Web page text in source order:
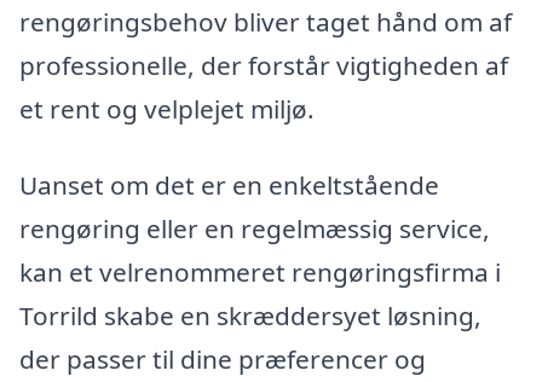
rengøringsbehov bliver taget hånd om af
professionelle, der forstår vigtigheden af
et rent og velplejet miljø.
Uanset om det er en enkeltstående
rengøring eller en regelmæssig service,
kan et velrenommeret rengøringsfirma i
Torrild skabe en skræddersyet løsning,
der passer til dine præferencer og